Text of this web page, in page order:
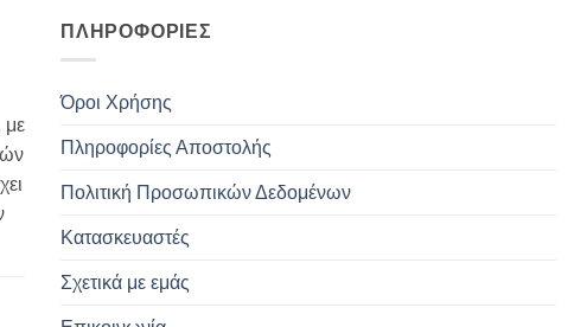
ΠΛΗΡΟΦΟΡΊΕΣ
Όροι Χρήσης
Πληροφορίες Αποστολής
Πολιτική Προσωπικών Δεδομένων
Κατασκευαστές
Σχετικά με εμάς